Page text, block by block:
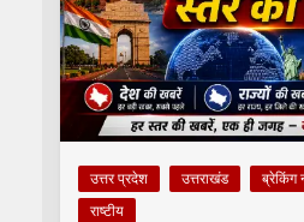
उत्तर प्रदेश उत्तराखंड ब्रेकिंग
राष्टीय